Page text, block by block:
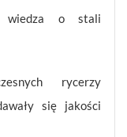
wiedza o stali
rycerzy
się jakości